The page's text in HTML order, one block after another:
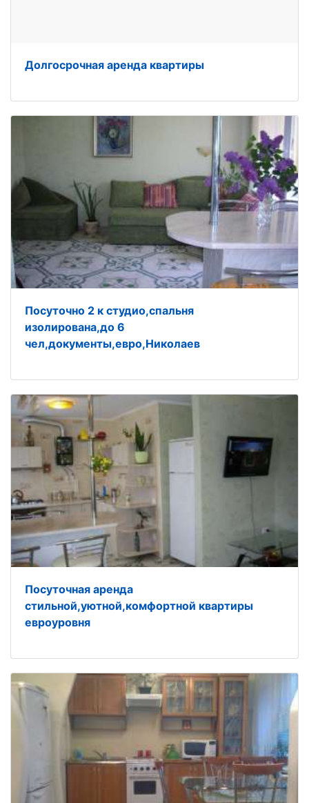
Долгосрочная аренда квартиры
Посуточно 2 к студио,спальня
изолирована,до 6
чел,документы,евро,Николаев
Посуточная аренда
стильной,уютной,комфортной квартиры
евроуровня